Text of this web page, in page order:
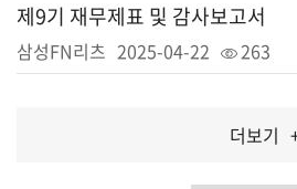
제9기 재무제표 및 감사보고서
삼성FN리츠 2025-04-22 263
더보기